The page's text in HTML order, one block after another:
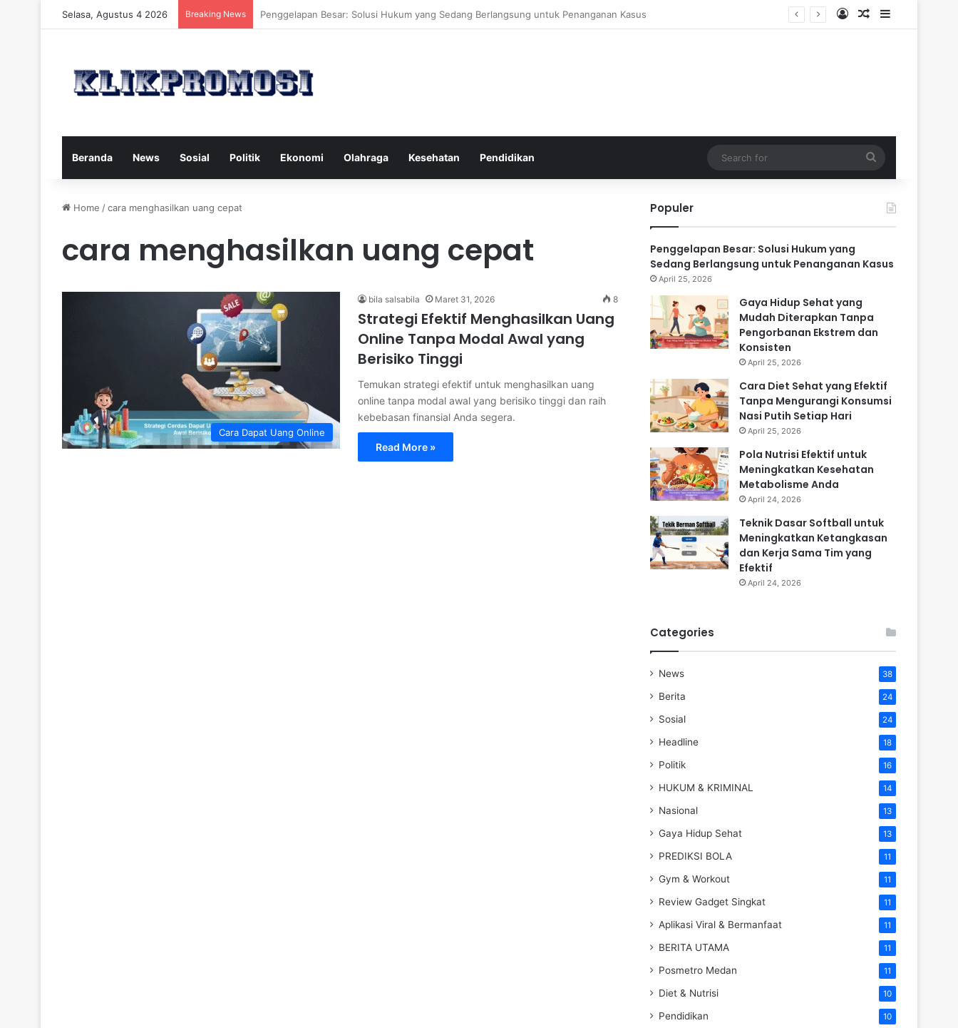
Selasa, Agustus 4 2026 Breaking News Gaya Hidup Sehat yang Mudah Diterapkan Tanpa Pengorbanan Ekstrem dan Konsisten Log InRandom Article
Sidebar
Beranda News Sosial Politik Ekonomi Olahraga Kesehatan Pendidikan
for
Home /cara menghasilkan uang cepat
cara menghasilkan uang cepat
Cara Dapat Uang Online
bila salsabila Maret 31, 2026 8
Strategi Efektif Menghasilkan Uang
Online Tanpa Modal Awal yang
Berisiko Tinggi
Temukan strategi efektif untuk menghasilkan uang
online tanpa modal awal yang berisiko tinggi dan raih
kebebasan finansial Anda segera.
Read More »
Populer
Penggelapan Besar: Solusi Hukum yang
Sedang Berlangsung untuk Penanganan Kasus
April 25, 2026
Gaya Hidup Sehat yang
Mudah Diterapkan Tanpa
Pengorbanan Ekstrem dan
Konsisten
April 25, 2026
Cara Diet Sehat yang Efektif
Tanpa Mengurangi Konsumsi
Nasi Putih Setiap Hari
April 25, 2026
Pola Nutrisi Efektif untuk
Meningkatkan Kesehatan
Metabolisme Anda
April 24, 2026
Teknik Dasar Softball untuk
Meningkatkan Ketangkasan
dan Kerja Sama Tim yang
Efektif
April 24, 2026
Categories
News 38
Berita 24
Sosial 24
Headline 18
Politik 16
HUKUM & KRIMINAL 14
Nasional 13
Gaya Hidup Sehat 13
PREDIKSI BOLA 11
Gym & Workout 11
Review Gadget Singkat 11
Aplikasi Viral & Bermanfaat 11
BERITA UTAMA 11
Posmetro Medan 11
Diet & Nutrisi 10
Pendidikan 10